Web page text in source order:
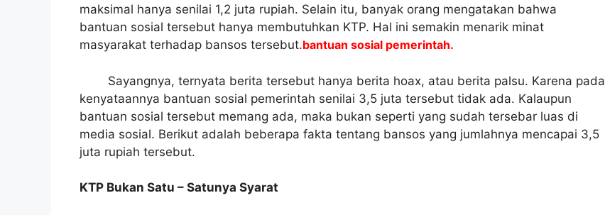
maksimal hanya senilai 1,2 juta rupiah. Selain itu, banyak orang mengatakan bahwa
bantuan sosial tersebut hanya membutuhkan KTP. Hal ini semakin menarik minat
masyarakat terhadap bansos tersebut.bantuan sosial pemerintah.
Sayangnya, ternyata berita tersebut hanya berita hoax, atau berita palsu. Karena pada
kenyataannya bantuan sosial pemerintah senilai 3,5 juta tersebut tidak ada. Kalaupun
bantuan sosial tersebut memang ada, maka bukan seperti yang sudah tersebar luas di
media sosial. Berikut adalah beberapa fakta tentang bansos yang jumlahnya mencapai 3,5
juta rupiah tersebut.
KTP Bukan Satu – Satunya Syarat